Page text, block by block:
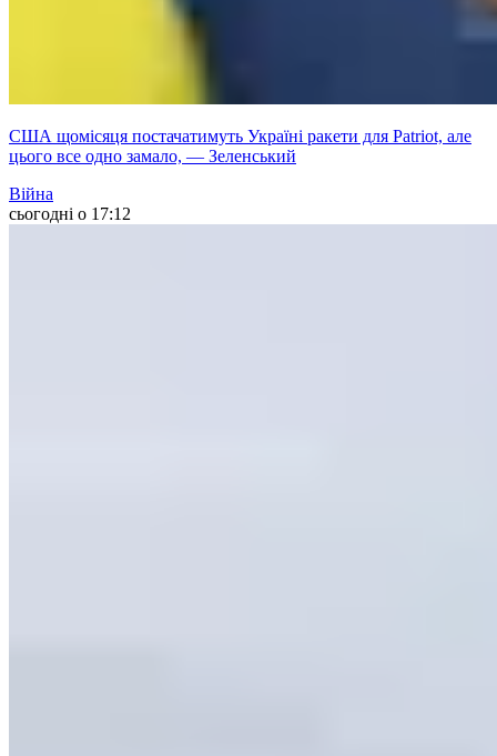
США щомісяця постачатимуть Україні ракети для Patriot, але
цього все одно замало, — Зеленський
Війна
сьогодні о 17:12